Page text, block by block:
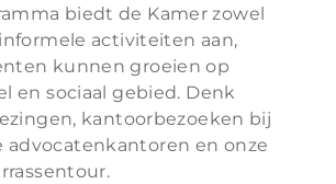
biedt de Kamer zowel
activiteiten aan,
kunnen groeien op
en sociaal gebied. Denk
kantoorbezoeken bij
advocatenkantoren en onze